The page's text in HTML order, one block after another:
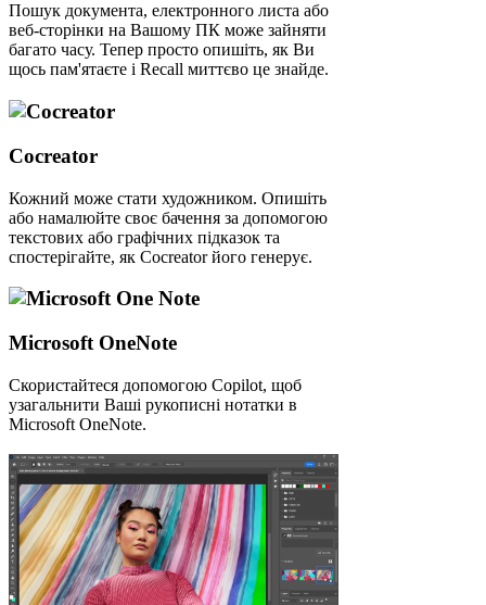
Пошук документа, електронного листа або
веб-сторінки на Вашому ПК може зайняти
багато часу. Тепер просто опишіть, як Ви
щось пам'ятаєте і Recall миттєво це знайде.
Cocreator
Кожний може стати художником. Опишіть
або намалюйте своє бачення за допомогою
текстових або графічних підказок та
спостерігайте, як Cocreator його генерує.
Microsoft OneNote
Скористайтеся допомогою Copilot, щоб
узагальнити Ваші рукописні нотатки в
Microsoft OneNote.